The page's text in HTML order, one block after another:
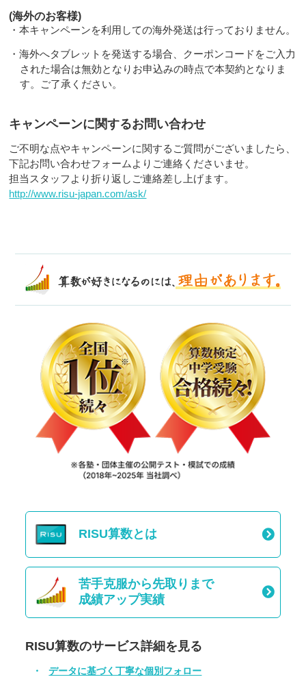
(海外のお客様)
・本キャンペーンを利用しての海外発送は行っておりません。
・海外へタブレットを発送する場合、クーポンコードをご入力
された場合は無効となりお申込みの時点で本契約となりま
す。ご了承ください。
キャンペーンに関するお問い合わせ
ご不明な点やキャンペーンに関するご質問がございましたら、
下記お問い合わせフォームよりご連絡くださいませ。
担当スタッフより折り返しご連絡差し上げます。
http://www.risu-japan.com/ask/
RISU算数とは
苦手克服から先取りまで
成績アップ実績
RISU算数のサービス詳細を見る
データに基づく丁寧な個別フォロー